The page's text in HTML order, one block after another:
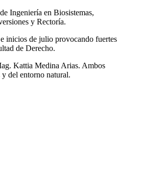
Ingeniería en Biosistemas,
y Rectoría.
inicios de julio provocando fuertes
de Derecho.
Kattia Medina Arias. Ambos
del entorno natural.